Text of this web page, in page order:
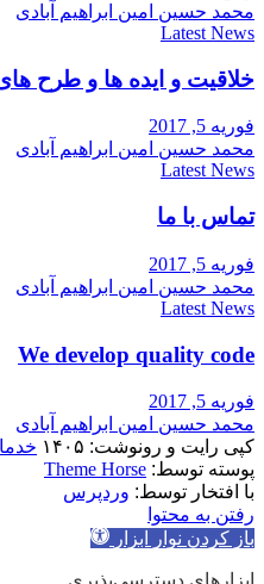
محمد حسین امین ابراهیم آبادی
Latest News
خلاقیت و ایده ها و طرح
فوریه 5, 2017
محمد حسین امین ابراهیم آبادی
Latest News
تماس با ما
فوریه 5, 2017
محمد حسین امین ابراهیم آبادی
Latest News
We develop quality code
فوریه 5, 2017
محمد حسین امین ابراهیم آبادی
کپی رایت و رونوشت: ۱۴۰۵
پوسته توسط: Theme Horse
با افتخار توسط: وردپرس
رفتن به محتوا
باز کردن نوار ابزار